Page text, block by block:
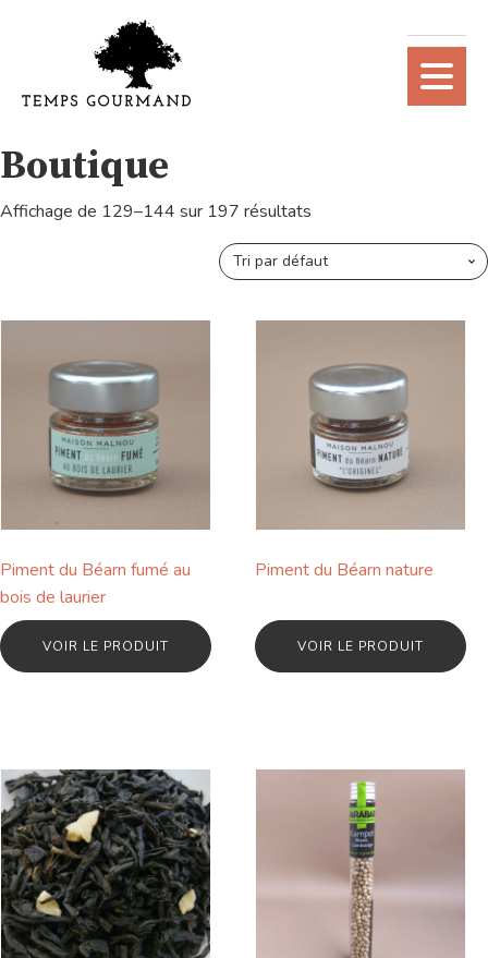
Boutique
Affichage de 129–144 sur 197 résultats
Piment du Béarn fumé au
bois de laurier
VOIR LE PRODUIT
Piment du Béarn nature
VOIR LE PRODUIT